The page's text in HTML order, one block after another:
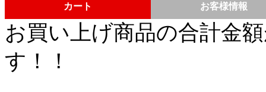
カート お客様情報
お買い上げ商品の合計金
す！！